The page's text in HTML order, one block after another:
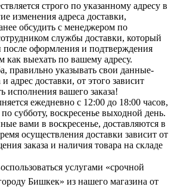
строго по указанному адресу в
изменения адреса доставки,
обсудить с менеджером по
службы доставки, который
после оформления и подтверждения
как выехать по вашему адресу.
правильно указывать свои данные-
адрес доставки, от этого зависит
исполнения вашего заказа!
ежедневно с 12:00 до 18:00 часов,
субботу, воскресенье выходной день.
вами в воскресенье, доставляются в
осуществления доставки зависит от
заказа и наличия товара на складе
услугами «срочной
Бишкек» из нашего магазина от